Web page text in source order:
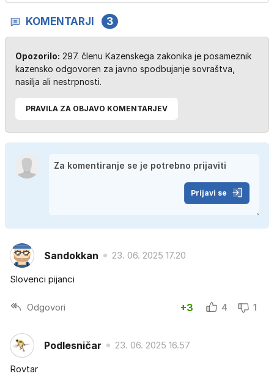
KOMENTARJI 3
Opozorilo: 297. členu Kazenskega zakonika je posameznik
kazensko odgovoren za javno spodbujanje sovraštva,
nasilja ali nestrpnosti.
PRAVILA ZA OBJAVO KOMENTARJEV
Prijavi se
Sandokkan 23. 06. 2025 17.20
Slovenci pijanci
Odgovori +3 4 1
Podlesničar 23. 06. 2025 16.57
Rovtar